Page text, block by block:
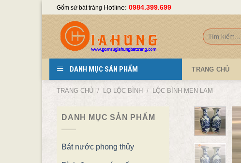
Skip
content
Gốm sứ bát tràng Hotline: 0984.399.699
Tìm
kiếm:
DANH MỤC SẢN PHẨM TRANG CHỦ
TRANG CHỦ / LỌ LỘC BÌNH / LỘC BÌNH MEN LAM
DANH MỤC SẢN PHẨM
Bát nước phong thủy